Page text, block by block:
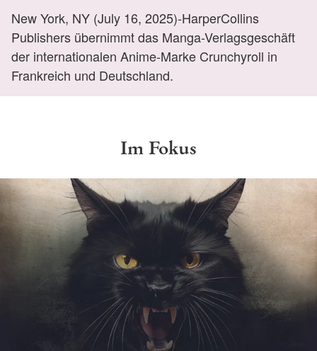
New York, NY (July 16, 2025)-HarperCollins
Publishers übernimmt das Manga-Verlagsgeschäft
der internationalen Anime-Marke Crunchyroll in
Frankreich und Deutschland.
Im Fokus